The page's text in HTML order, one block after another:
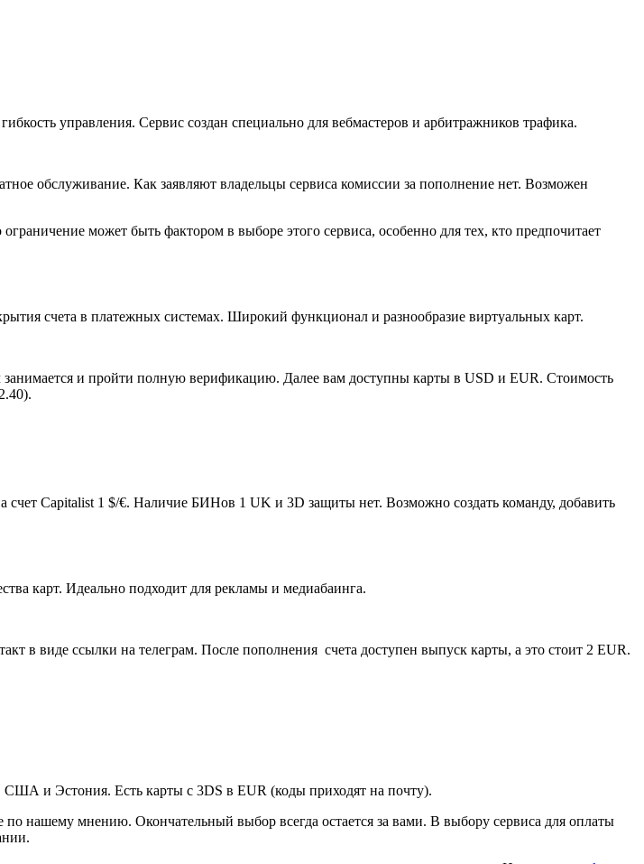
управления. Сервис создан специально для вебмастеров и арбитражников трафика.
обслуживание. Как заявляют владельцы сервиса комиссии за пополнение нет. Возможен
может быть фактором в выборе этого сервиса, особенно для тех, кто предпочитает
счета в платежных системах. Широкий функционал и разнообразие виртуальных карт.
занимается и пройти полную верификацию. Далее вам доступны карты в USD и EUR. Стоимость
счет Capitalist 1 $/€. Наличие БИНов 1 UK и 3D защиты нет. Возможно создать команду, добавить
карт. Идеально подходит для рекламы и медиабаинга.
в виде ссылки на телеграм. После пополнения счета доступен выпуск карты, а это стоит 2 EUR.
США и Эстония. Есть карты с 3DS в EUR (коды приходят на почту).
нашему мнению. Окончательный выбор всегда остается за вами. В выбору сервиса для оплаты